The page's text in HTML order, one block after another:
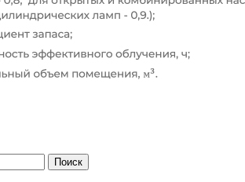
Поиск